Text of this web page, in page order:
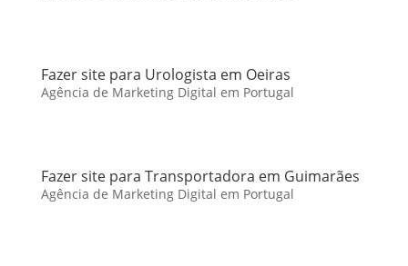
Fazer site para Urologista em Oeiras
Agência de Marketing Digital em Portugal
Fazer site para Transportadora em Guimarães
Agência de Marketing Digital em Portugal